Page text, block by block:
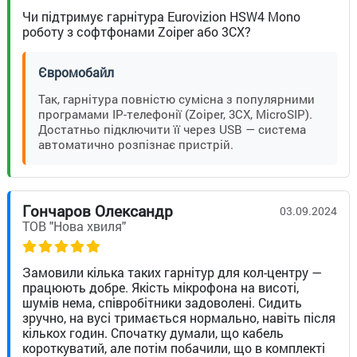
Чи підтримує гарнітура Eurovizion HSW4 Mono
роботу з софтфонами Zoiper або 3CX?
Євромобайл
Так, гарнітура повністю сумісна з популярними
програмами IP-телефонії (Zoiper, 3CX, MicroSIP).
Достатньо підключити її через USB — система
автоматично розпізнає пристрій.
Гончаров Олександр
ТОВ "Нова хвиля"
03.09.2024
Замовили кілька таких гарнітур для кол-центру —
працюють добре. Якість мікрофона на висоті,
шумів нема, співробітники задоволені. Сидить
зручно, на вусі тримається нормально, навіть після
кількох годин. Спочатку думали, що кабель
короткуватий, але потім побачили, що в комплекті